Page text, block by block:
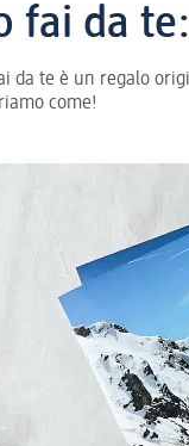
fai da
da te è un regalo
come!